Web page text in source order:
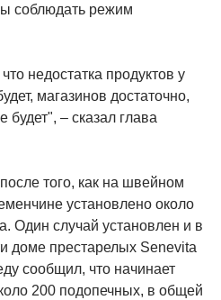
соблюдать режим
недостатка продуктов у
магазинов достаточно,
– сказал глава
того, как на швейном
установлено около
Один случай установлен и в
доме престарелых Senevita
сообщил, что начинает
200 подопечных, в общей